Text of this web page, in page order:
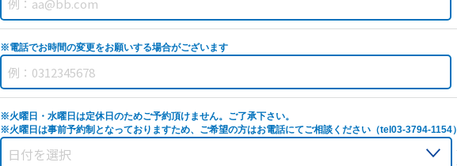
※電話でお時間の変更をお願いする場合がございます
※火曜日・水曜日は定休日のためご予約頂けません。ご了承下さい。
※火曜日は事前予約制となっておりますため、ご希望の方はお電話にてご相談ください（tel03-3794-1154）